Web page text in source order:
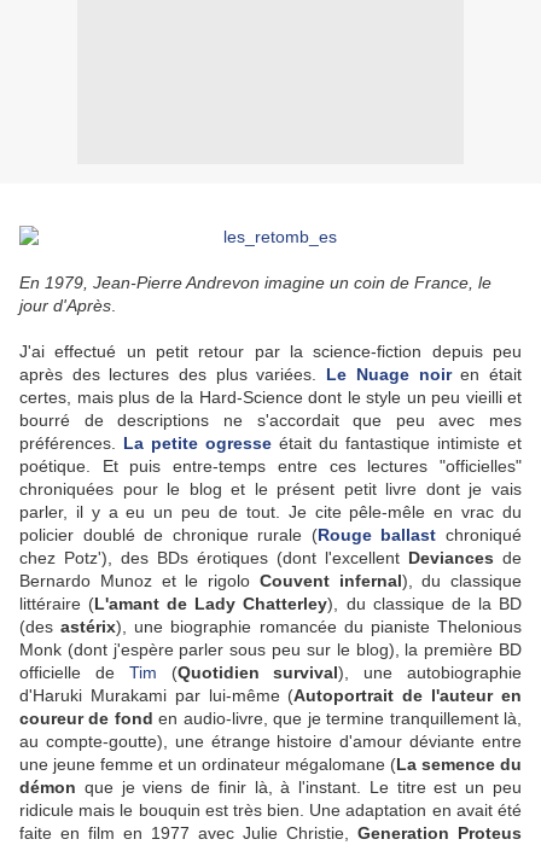
En 1979, Jean-Pierre Andrevon imagine un coin de France, le
jour d'Après
J'ai effectué un petit retour par la science-fiction depuis peu
après des lectures des plus variées. Le Nuage noiren était
certes, mais plus de la Hard-Science dont le style un peu vieilli et
bourré de descriptions ne s'accordait que peu avec mes
préférences. La petite ogresse était du fantastique intimiste et
poétique. Et puis entre-temps entre ces lectures "officielles"
chroniquées pour le blog et le présent petit livre dont je vais
parler, il y a eu un peu de tout. Je cite pêle-mêle en vrac du
policier doublé de chronique rurale (Rouge ballast chroniqué
chez Potz'), des BDs érotiques (dont l'excellent Deviances de
Bernardo Munoz et le rigolo Couvent infernal), du classique
littéraire (L'amant de Lady Chatterley), du classique de la BD
(desastérix), une biographie romancée du pianiste Thelonious
Monk (dont j'espère parler sous peu sur le blog), la première BD
officielle de Tim (Quotidien survival), une autobiographie
d'Haruki Murakami par lui-même (Autoportrait de l'auteur en
coureur de fond en audio-livre, que je termine tranquillement là,
au compte-goutte), une étrange histoire d'amour déviante entre
une jeune femme et un ordinateur mégalomane (La semence du
démon que je viens de finir là, à l'instant. Le titre est un peu
ridicule mais le bouquin est très bien. Une adaptation en avait été
faite en film en 1977 avec Julie Christie, Generation Proteus